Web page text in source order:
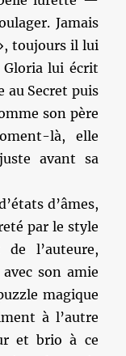
Jamais
toujours il lui
Gloria lui écrit
au Secret puis
son père
là, elle
avant sa
d’âmes,
par le style
l’auteure,
son amie
magique
à l’autre
et brio à ce